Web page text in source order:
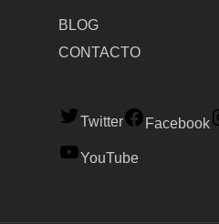
BLOG
CONTACTO
Twitter Facebook
YouTube